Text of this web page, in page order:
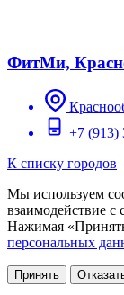
ФитМи,
+7 (913)
К списку городов
Мы используем
взаимодействие с
Нажимая
персональных
Принять